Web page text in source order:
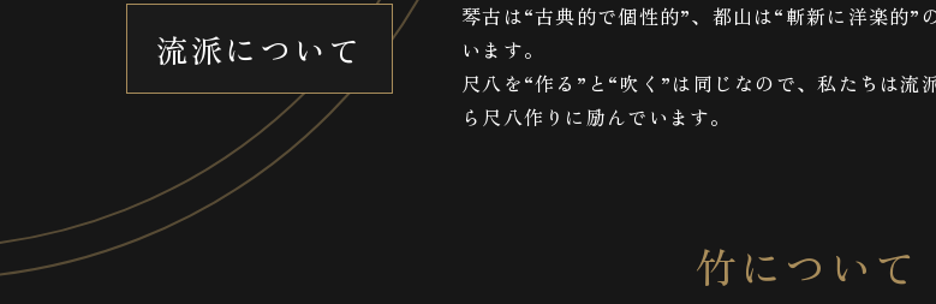
流派について
琴古は“古典的で個性的”、都山は“斬新に洋楽的
います。
尺八を“作る”と“吹く”は同じなので、私たちは
ら尺八作りに励んでいます。
竹について